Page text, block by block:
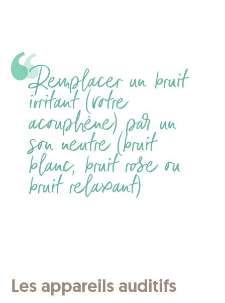
Remplacer un bruit
irritant (votre
acouphène) par un
son neutre (bruit
blanc, bruit rose ou
bruit relaxant)
Les appareils auditifs